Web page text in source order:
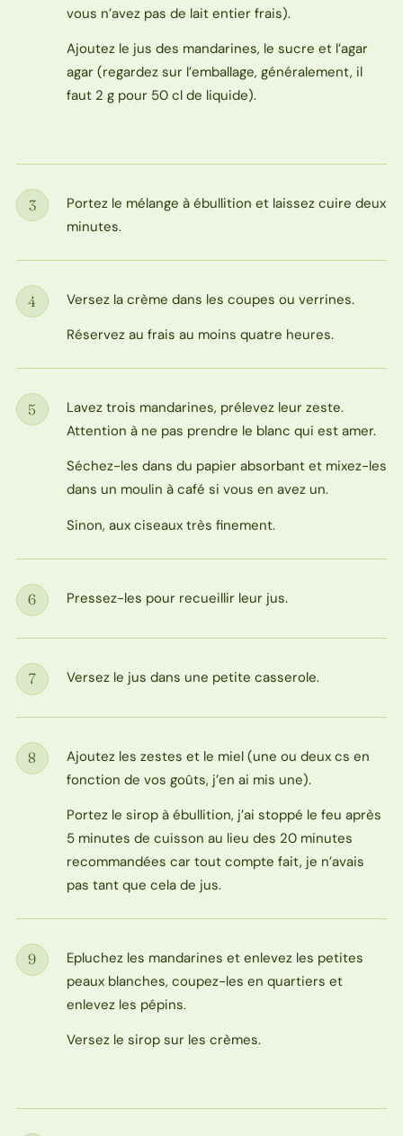
vous n’avez pas de lait entier frais).
Ajoutez le jus des mandarines, le sucre et l’agar
agar (regardez sur l’emballage, généralement, il
faut 2 g pour 50 cl de liquide).
Étape
3
Portez le mélange à ébullition et laissez cuire deux
minutes.
Étape
4
Versez la crème dans les coupes ou verrines.
Réservez au frais au moins quatre heures.
Étape
5
Lavez trois mandarines, prélevez leur zeste.
Attention à ne pas prendre le blanc qui est amer.
Séchez-les dans du papier absorbant et mixez-les
dans un moulin à café si vous en avez un.
Sinon, aux ciseaux très finement.
Étape
6 Pressez-les pour recueillir leur jus.
Étape
7 Versez le jus dans une petite casserole.
Étape
8
Ajoutez les zestes et le miel (une ou deux cs en
fonction de vos goûts, j’en ai mis une).
Portez le sirop à ébullition, j’ai stoppé le feu après
5 minutes de cuisson au lieu des 20 minutes
recommandées car tout compte fait, je n’avais
pas tant que cela de jus.
Étape
9
Epluchez les mandarines et enlevez les petites
peaux blanches, coupez-les en quartiers et
enlevez les pépins.
Versez le sirop sur les crèmes.